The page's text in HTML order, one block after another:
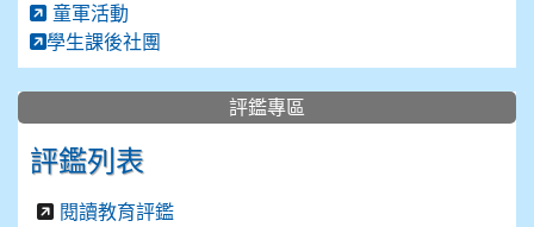
童軍活動
學生課後社團
評鑑專區
評鑑列表
閱讀教育評鑑